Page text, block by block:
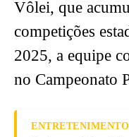
Vôlei, que
competições
2025, a equipe
no Campeonato
ENTRETENIMENTO